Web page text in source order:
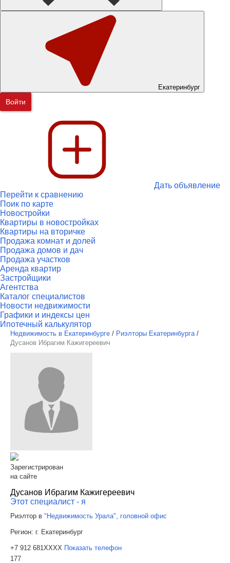
Екатеринбург
Войти
Дать объявление
Перейти к сравнению
Поик по карте
Новостройки
Квартиры в новостройках
Квартиры на вторичке
Продажа комнат и долей
Продажа домов и дач
Продажа участков
Аренда квартир
Застройщики
Агентства
Каталог специалистов
Новости недвижимости
Графики и индексы цен
Ипотечный калькулятор
Недвижимость в Екатеринбурге / Риэлторы Екатеринбурга /
Дусанов Ибрагим Кажигереевич
Зарегистрирован
на сайте
Дусанов Ибрагим Кажигереевич
Этот специалист - я
Риэлтор в "Недвижимость Урала", головной офис
Регион: г. Екатеринбург
+7 912 681XXXX Показать телефон
177